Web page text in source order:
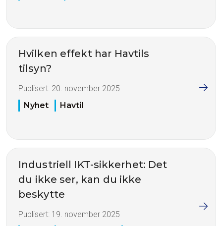
Hvilken effekt har Havtils
tilsyn?
Publisert: 20. november 2025
Nyhet
Havtil
Industriell IKT-sikkerhet: Det
du ikke ser, kan du ikke
beskytte
Publisert: 19. november 2025